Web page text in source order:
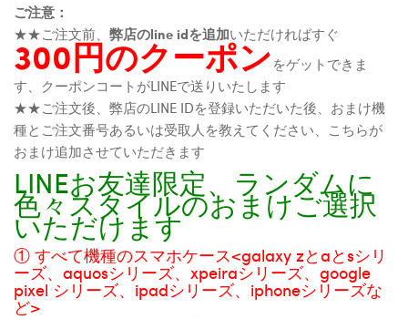
ご注意：
★★ご注文前、 弊店のline idを追加いただければすぐ
300円のクーポンをゲットできま
す、クーポンコートがLINEで送りいたします
★★ご注文後、弊店のLINE IDを登録いただいた後、おまけ機
種とご注文番号あるいは受取人を教えてください、こちらが
おまけ追加させていただきます
LINEお友達限定、ランダムに
色々スタイルのおまけご選択
いただけます
① すべて機種のスマホケース<galaxy zとaとsシリ
ーズ、aquosシリーズ、xpeiraシリーズ、google
pixel シリーズ、ipadシリーズ、iphoneシリーズな
ど>